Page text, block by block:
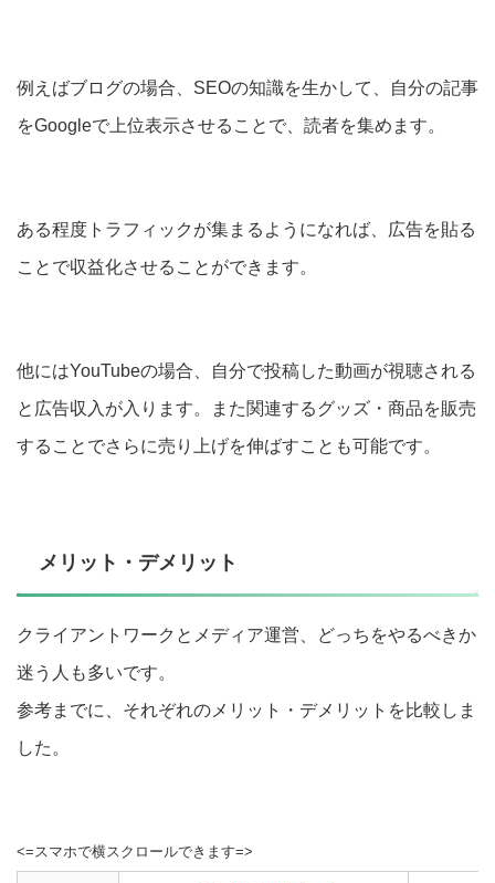
例えばブログの場合、SEOの知識を生かして、自分の記事
をGoogleで上位表示させることで、読者を集めます。
ある程度トラフィックが集まるようになれば、広告を貼る
ことで収益化させることができます。
他にはYouTubeの場合、自分で投稿した動画が視聴される
と広告収入が入ります。また関連するグッズ・商品を販売
することでさらに売り上げを伸ばすことも可能です。
メリット・デメリット
クライアントワークとメディア運営、どっちをやるべきか
迷う人も多いです。
参考までに、それぞれのメリット・デメリットを比較しま
した。
<=スマホで横スクロールできます=>